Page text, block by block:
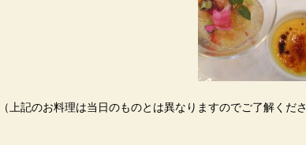
ものとは異なりますのでご了解くださ